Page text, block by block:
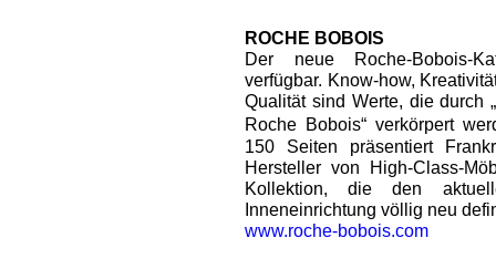
ROCHE BOBOIS
Der neue Roche-Bobois-
verfügbar. Know-how,
Qualität sind Werte, die durch
Roche Bobois“ verkörpert
150 Seiten präsentiert
Hersteller von High-Class-
Kollektion, die den
Inneneinrichtung völlig neu
www.roche-bobois.com